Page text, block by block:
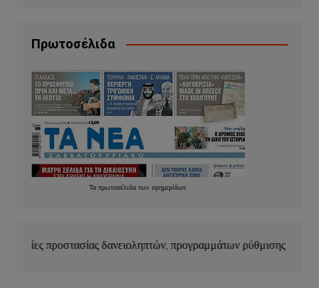
Πρωτοσέλιδα
Ταπρωτοσέλιδατωνεφημερίδων
δανειοληπτών, προγραμμάτων ρύθμισης οφειλών και κουρέματος